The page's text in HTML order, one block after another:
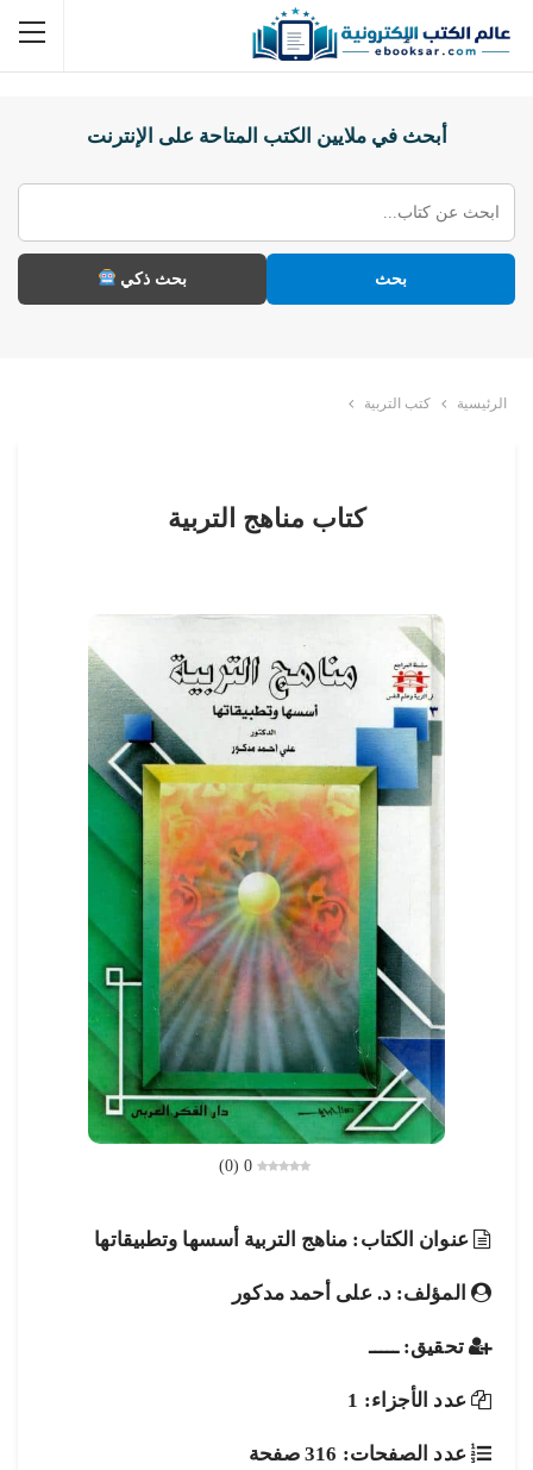
أبحث في ملايين الكتب المتاحة على الإنترنت
بحث بحث ذكي
الرئيسية كتب التربية
كتاب مناهج التربية
0
(
0
)
عنوان الكتاب: مناهج التربية أسسها وتطبيقاتها
المؤلف: د. على أحمد مدكور
تحقيق: ـــــ
عدد الأجزاء: 1
عدد الصفحات: 316 صفحة